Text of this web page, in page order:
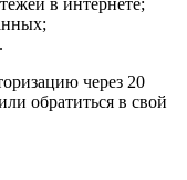
через 20
обратиться в свой